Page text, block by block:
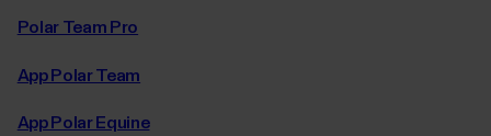
Polar Team Pro
App Polar Team
App Polar Equine